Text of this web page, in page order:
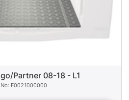
Partner 08-18 - L1
F0021000000